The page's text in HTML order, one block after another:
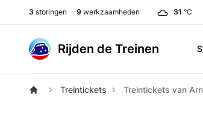
3 storingen 9 werkzaamheden 31 °C
Rijden de Treinen
Treintickets Treintickets van